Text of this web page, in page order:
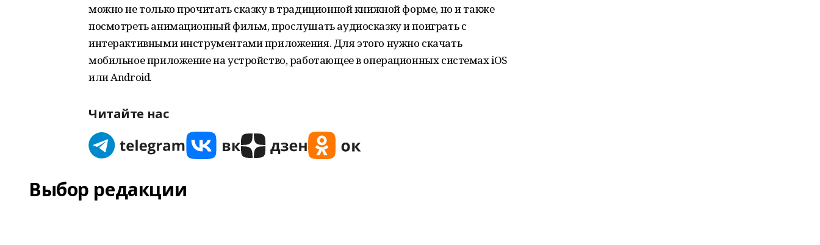
можно не только прочитать сказку в традиционной книжной форме, но и также
посмотреть анимационный фильм, прослушать аудиосказку и поиграть с
интерактивными инструментами приложения. Для этого нужно скачать
мобильное приложение на устройство, работающее в операционных системах iOS
или Android.
Читайте нас
Выбор редакции